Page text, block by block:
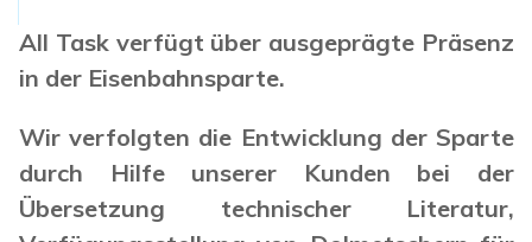
All Task verfügt über ausgeprägte Präsenz
in der Eisenbahnsparte.
Wir verfolgten die Entwicklung der Sparte
durch Hilfe unserer Kunden bei der
Übersetzung technischer Literatur,